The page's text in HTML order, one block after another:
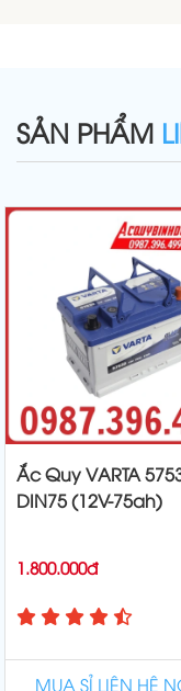
SẢN PHẨM
Ắc Quy VARTA
DIN75 (12V-75ah)
1.800.000đ
MUA SỈ LIÊN HỆ